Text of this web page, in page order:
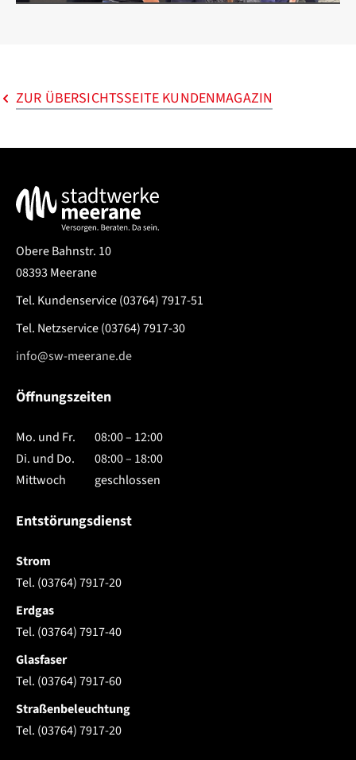
ZUR ÜBERSICHTSSEITE KUNDENMAGAZIN
Service & Kontakt
Obere Bahnstr. 10
08393 Meerane
Tel. Kundenservice(03764) 7917-51
Tel. Netzservice(03764) 7917-30
info@sw-meerane.de
Öffnungszeiten
Mo. und Fr.
08:00 – 12:00
Di. und Do.
08:00 – 18:00
Mittwoch
geschlossen
Entstörungsdienst
Strom
Tel. (03764) 7917-20
Erdgas
Tel. (03764) 7917-40
Glasfaser
Tel. (03764) 7917-60
Straßenbeleuchtung
Tel. (03764) 7917-20